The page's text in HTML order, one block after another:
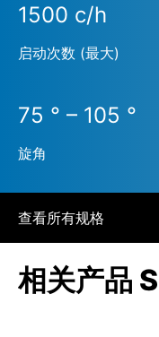
1500 c/h
启动次数 (最大)
75 ° – 105 °
旋角
查看所有规格
相关产品